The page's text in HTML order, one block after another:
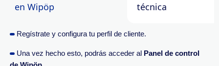
en Wipöp
técnica
Regístrate y configura tu perfil de cliente.
Una vez hecho esto, podrás acceder al Panel de control